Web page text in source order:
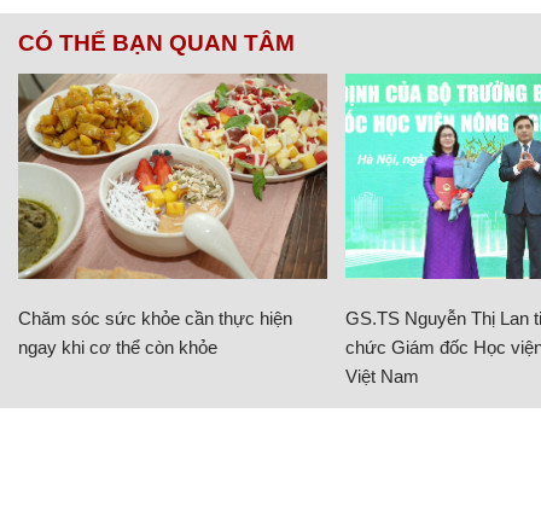
CÓ THỂ BẠN QUAN TÂM
Chăm sóc sức khỏe cần thực hiện
ngay khi cơ thể còn khỏe
GS.TS Nguyễn Thị Lan
chức Giám đốc Học
Việt Nam